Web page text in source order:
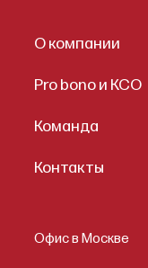
О компании
Pro bono и КСО
Команда
Контакты
Офис в Москве